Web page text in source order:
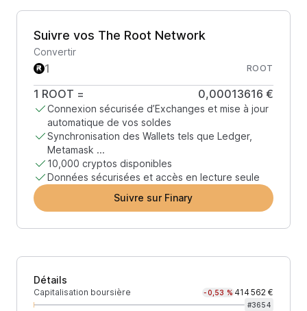
Suivre vos The Root Network
Convertir
ROOT
1 ROOT = 0,00013616 €
Connexion sécurisée d’Exchanges et mise à jour
automatique de vos soldes
Synchronisation des Wallets tels que Ledger,
Metamask ...
10,000 cryptos disponibles
Données sécurisées et accès en lecture seule
Suivre sur Finary
Détails
Capitalisation boursière -0,53 % 414 562 €
#3654